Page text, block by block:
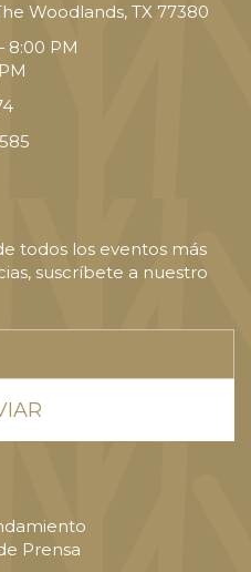
Woodlands, TX 77380
8:00 PM
todos los eventos más
suscríbete a nuestro
Prensa